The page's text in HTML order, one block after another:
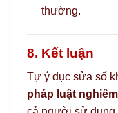
thường.
8. Kết luận
Tự ý đục sửa số
pháp luật